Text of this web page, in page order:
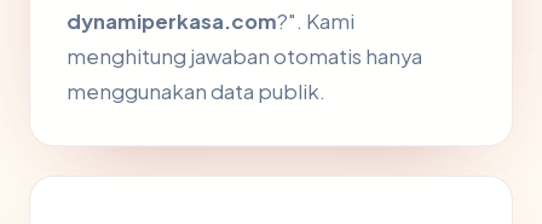
dynamiperkasa.com?". Kami
menghitung jawaban otomatis hanya
menggunakan data publik.